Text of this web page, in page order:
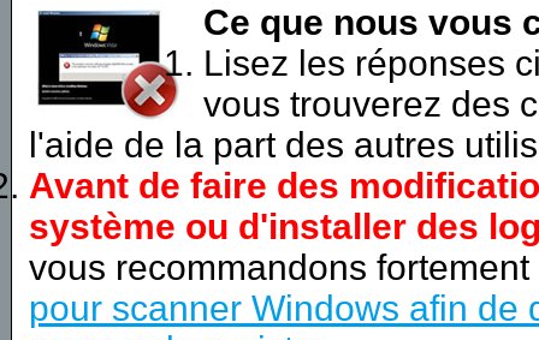
Ce que nous vous
Lisez les réponses
vous trouverez des
l'aide de la part des autres
Avant de faire des
système ou d'installer des
vous recommandons
pour scanner Windows afin de